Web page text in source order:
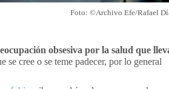
Foto: ©Archivo Efe/Rafael
obsesiva por la salud que
se cree o se teme padecer, por lo general